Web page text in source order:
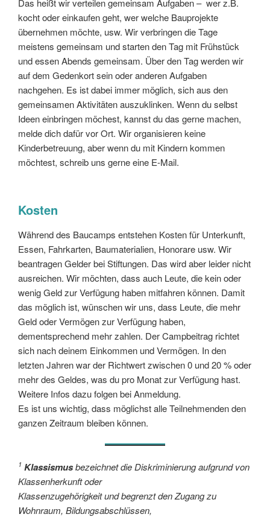
Das heißt wir verteilen gemeinsam Aufgaben – wer z.B.
kocht oder einkaufen geht, wer welche Bauprojekte
übernehmen möchte, usw. Wir verbringen die Tage
meistens gemeinsam und starten den Tag mit Frühstück
und essen Abends gemeinsam. Über den Tag werden wir
auf dem Gedenkort sein oder anderen Aufgaben
nachgehen. Es ist dabei immer möglich, sich aus den
gemeinsamen Aktivitäten auszuklinken. Wenn du selbst
Ideen einbringen möchest, kannst du das gerne machen,
melde dich dafür vor Ort. Wir organisieren keine
Kinderbetreuung, aber wenn du mit Kindern kommen
möchtest, schreib uns gerne eine E-Mail.
Kosten
Während des Baucamps entstehen Kosten für Unterkunft,
Essen, Fahrkarten, Baumaterialien, Honorare usw. Wir
beantragen Gelder bei Stiftungen. Das wird aber leider nicht
ausreichen. Wir möchten, dass auch Leute, die kein oder
wenig Geld zur Verfügung haben mitfahren können. Damit
das möglich ist, wünschen wir uns, dass Leute, die mehr
Geld oder Vermögen zur Verfügung haben,
dementsprechend mehr zahlen. Der Campbeitrag richtet
sich nach deinem Einkommen und Vermögen. In den
letzten Jahren war der Richtwert zwischen 0 und 20 % oder
mehr des Geldes, was du pro Monat zur Verfügung hast.
Weitere Infos dazu folgen bei Anmeldung.
Es ist uns wichtig, dass möglichst alle Teilnehmenden den
ganzen Zeitraum bleiben können.
1 Klassismusbezeichnet die Diskriminierung aufgrund von
Klassenherkunft oder
Klassenzugehörigkeit und begrenzt den Zugang zu
Wohnraum, Bildungsabschlüssen,